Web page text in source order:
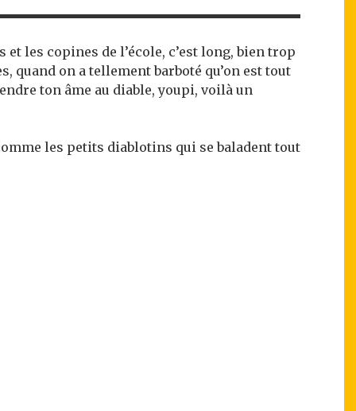
les copines de l’école, c’est long, bien trop
quand on a tellement barboté qu’on est tout
ton âme au diable, youpi, voilà un
les petits diablotins qui se baladent tout